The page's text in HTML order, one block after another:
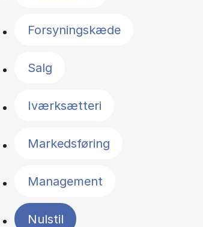
Forsyningskæde
Salg
Iværksætteri
Markedsføring
Management
Nulstil